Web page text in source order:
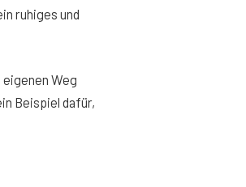
ruhiges und
Weg
Beispiel dafür,